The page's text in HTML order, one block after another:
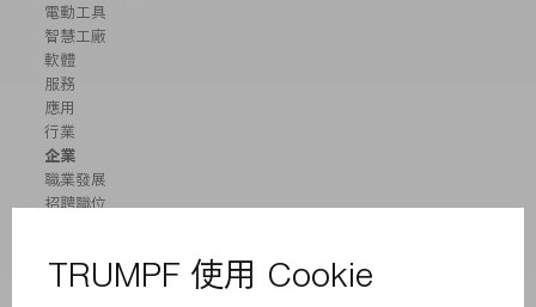
電動工具
智慧工廠
軟體
服務
應用
行業
企業
職業發展
招聘職位
業務報告